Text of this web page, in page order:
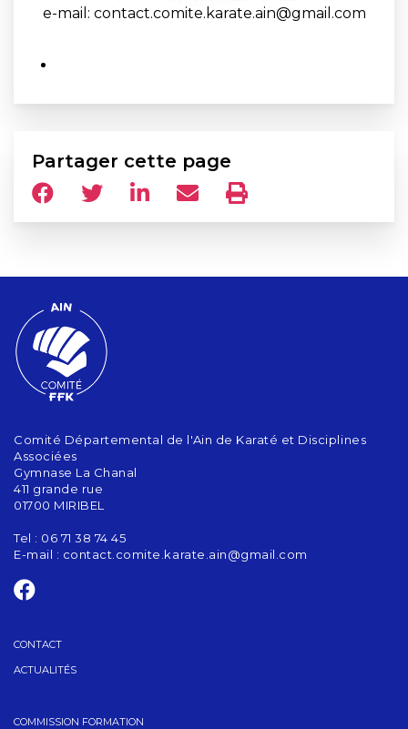
e-mail: contact.comite.karate.ain@gmail.com
Partager cette page
Comité Départemental de l'Ain de Karaté et Disciplines
Associées
Gymnase La Chanal
411 grande rue
01700 MIRIBEL
Tel : 06 71 38 74 45
E-mail : contact.comite.karate.ain@gmail.com
CONTACT
ACTUALITÉS
COMMISSION FORMATION